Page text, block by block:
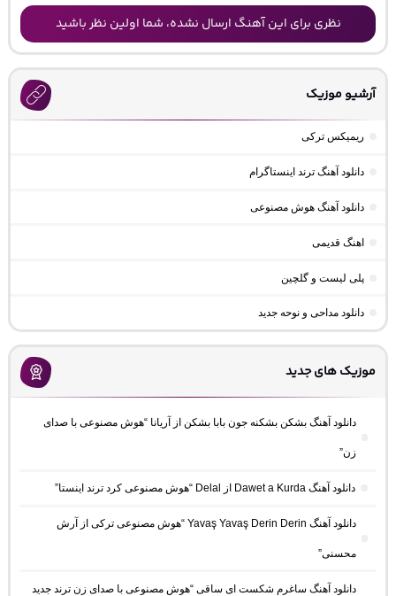
نظری برای این آهنگ ارسال نشده، شما اولین نظر باشید
آرشیو موزیک
ریمیکس ترکی
دانلود آهنگ ترند اینستاگرام
دانلود آهنگ هوش مصنوعی
اهنگ قدیمی
پلی لیست و گلچین
دانلود مداحی و نوحه جدید
موزیک های جدید
دانلود آهنگ بشکن بشکنه جون بابا بشکن از آریانا “هوش مصنوعی با صدای
زن”
دانلود آهنگ Dawet a Kurda از Delal “هوش مصنوعی کرد ترند اینستا”
دانلود آهنگ Yavaş Yavaş Derin Derin “هوش مصنوعی ترکی از آرش
محسنی”
دانلود آهنگ ساغرم شکست ای ساقی “هوش مصنوعی با صدای زن ترند جدید